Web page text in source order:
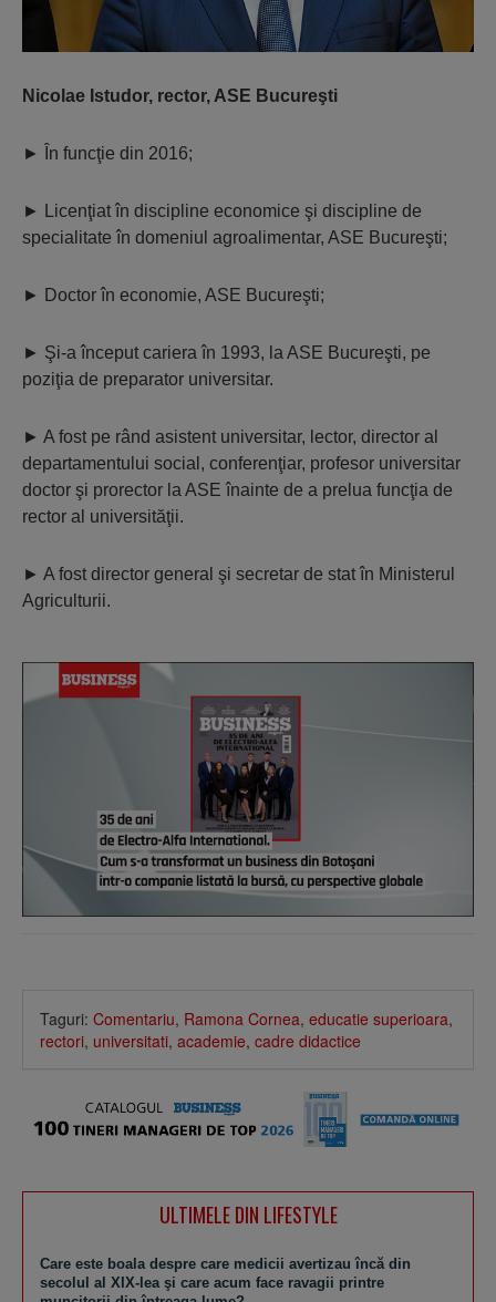
Nicolae Istudor, rector, ASE Bucureşti
► În funcţie din 2016;
►
Licenţiat în discipline economice şi discipline de
specialitate în domeniul agroalimentar, ASE Bucureşti;
► Doctor în economie, ASE Bucureşti;
► Şi-a început cariera în 1993, la ASE Bucureşti, pe
poziţia de preparator universitar.
► A fost pe rând asistent universitar, lector, director al
departamentului social, conferenţiar, profesor universitar
doctor şi prorector la ASE înainte de a prelua funcţia de
rector al universităţii.
► A fost director general şi secretar de stat în Ministerul
Agriculturii.
Taguri: Comentariu, Ramona Cornea, educatie superioara,
rectori, universitati, academie, cadre didactice
ULTIMELE DIN LIFESTYLE
Care este boala despre care medicii avertizau încă din
secolul al XIX-lea şi care acum face ravagii printre